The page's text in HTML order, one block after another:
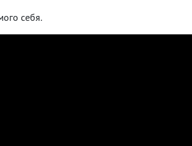
себя.